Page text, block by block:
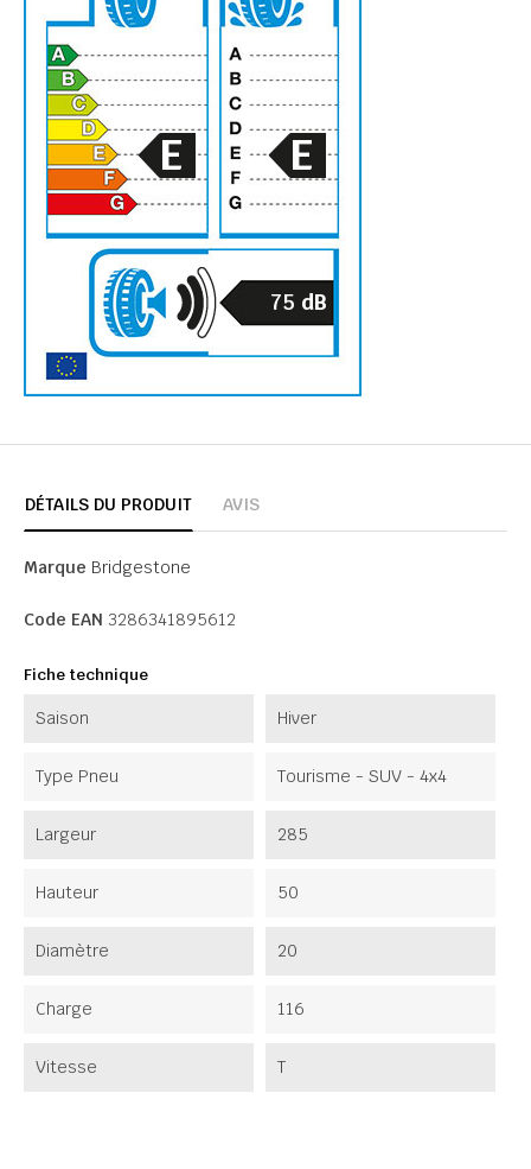
E E
75 dB
DÉTAILS DU PRODUIT AVIS
Marque Bridgestone
Code EAN 3286341895612
Fiche technique
Saison Hiver
Type Pneu Tourisme - SUV - 4x4
Largeur 285
Hauteur 50
Diamètre 20
Charge 116
Vitesse T